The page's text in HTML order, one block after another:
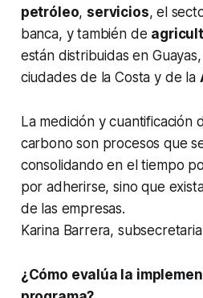
petróleo, servicios, el
banca, y también de
están distribuidas en
ciudades de la Costa y de la
La medición y cuantificación
carbono son procesos que
consolidando en el tiempo
por adherirse, sino que
de las empresas.
Karina Barrera,
¿Cómo evalúa la